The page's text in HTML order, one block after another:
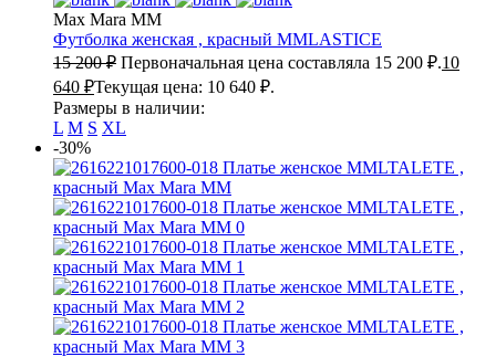
Max Mara MM
Футболка женская , красный MMLASTICE
15 200₽ Первоначальная цена составляла 15 200 ₽.10
640 ₽Текущая цена: 10 640 ₽.
Размеры в наличии:
L M S XL
-30%